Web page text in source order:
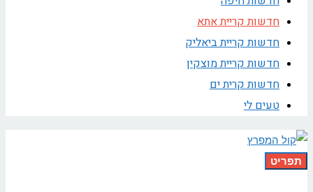
חדשות קריית אתא
חדשות קריית ביאליק
חדשות קריית מוצקין
חדשות קרית ים
טעים לי
תפריט